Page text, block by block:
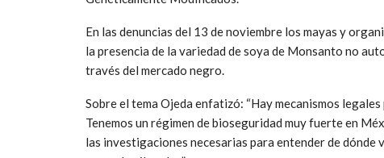
En las denuncias del 13 de noviembre los mayas y
la presencia de la variedad de soya de Monsanto no
través del mercado negro.
Sobre el tema Ojeda enfatizó: “Hay mecanismos
Tenemos un régimen de bioseguridad muy fuerte en
las investigaciones necesarias para entender de